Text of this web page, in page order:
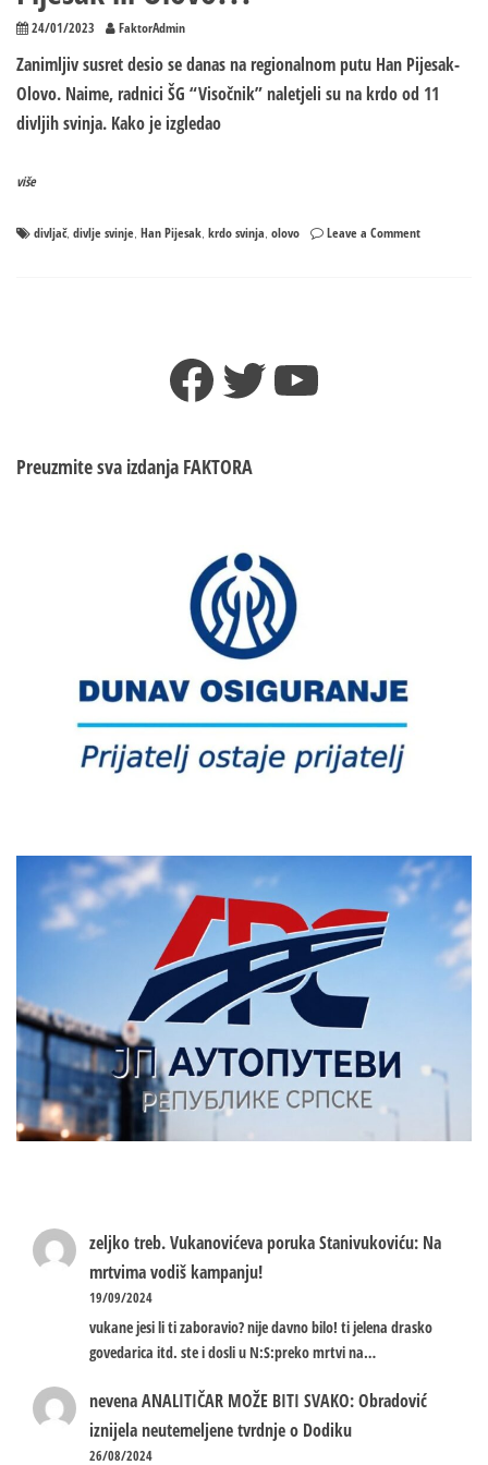
24/01/2023 FaktorAdmin
Zanimljiv susret desio se danas na regionalnom putu Han Pijesak-
Olovo. Naime, radnici ŠG “Visočnik” naletjeli su na krdo od 11
divljih svinja. Kako je izgledao
više
divljač, divlje svinje Han Pijesak krdo svinja olovo Leave a Commenton
Facebook
TwitterYouTube
Preuzmite sva izdanja FAKTORA
zeljko treb.Vukanovićeva poruka Stanivukoviću: Na
mrtvima vodiš kampanju!
19/09/2024
vukane jesi li ti zaboravio? nije davno bilo! ti jelena drasko
govedarica itd. ste i dosli u N:S:preko mrtvi na…
nevenaANALITIČAR MOŽE BITI SVAKO: Obradović
iznijela neutemeljene tvrdnje o Dodiku
26/08/2024